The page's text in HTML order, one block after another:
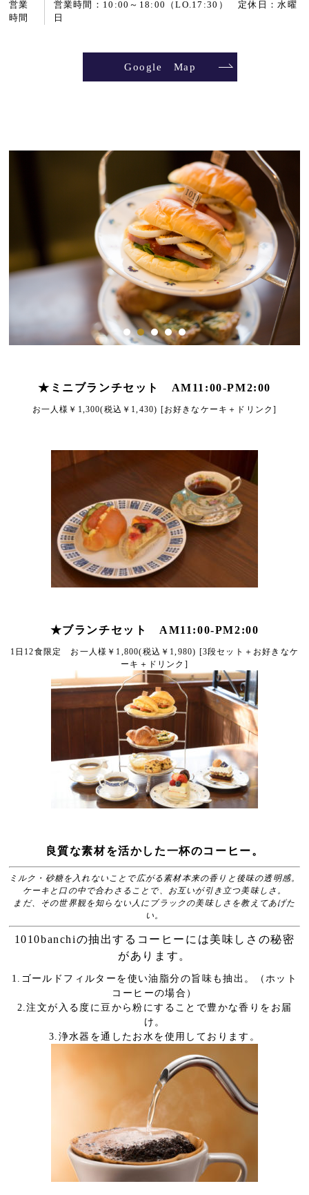
営業
時間
営業時間：10:00～18:00（LO.17:30） 定休日：水曜
日
Google Map
★ミニブランチセット AM11:00-PM2:00
お一人様￥1,300(税込￥1,430) [お好きなケーキ＋ドリンク]
★ブランチセット AM11:00-PM2:00
1日12食限定 お一人様￥1,800(税込￥1,980) [3段セット＋お好きなケ
ーキ＋ドリンク]
良質な素材を活かした一杯のコーヒー。
ミルク・砂糖を入れないことで広がる素材本来の香りと後味の透明感。
ケーキと口の中で合わさることで、お互いが引き立つ美味しさ。
まだ、その世界観を知らない人にブラックの美味しさを教えてあげた
い。
1010banchiの抽出するコーヒーには美味しさの秘密
があります。
1.ゴールドフィルターを使い油脂分の旨味も抽出。（ホット
コーヒーの場合）
2.注文が入る度に豆から粉にすることで豊かな香りをお届
け。
3.浄水器を通したお水を使用しております。